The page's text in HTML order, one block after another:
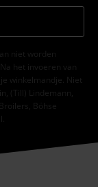
niet worden
het invoeren van
winkelmandje. Niet
(Till) Lindemann,
Böhse